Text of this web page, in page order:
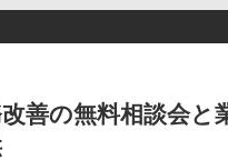
善の無料相談会と